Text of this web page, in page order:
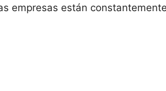
empresas están